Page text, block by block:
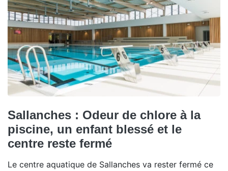
Sallanches : Odeur de chlore à la
piscine, un enfant blessé et le
centre reste fermé
Le centre aquatique de Sallanches va rester fermé ce